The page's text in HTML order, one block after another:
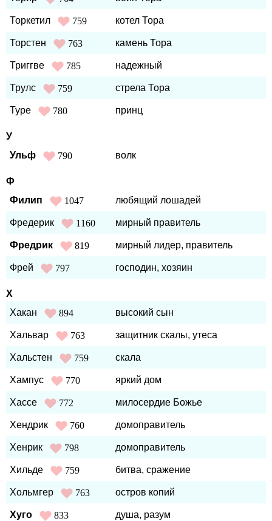
Торкетил 759 котел Тора
Торстен 763 камень Тора
Триггве 785 надежный
Трулс 759 стрела Тора
Туре 780 принц
У
Ульф
790 волк
Ф
Филип
1047 любящий лошадей
Фредерик 1160 мирный правитель
Фредрик 819 мирный лидер, правитель
Фрей 797 господин, хозяин
Х
Хакан
894 высокий сын
Хальвар 763 защитник скалы, утеса
Хальстен 759 скала
Хампус 770 яркий дом
Хассе 772 милосердие Божье
Хендрик 760 домоправитель
Хенрик 798 домоправитель
Хильде 759 битва, сражение
Хольмгер 763 остров копий
Хуго 833 душа, разум